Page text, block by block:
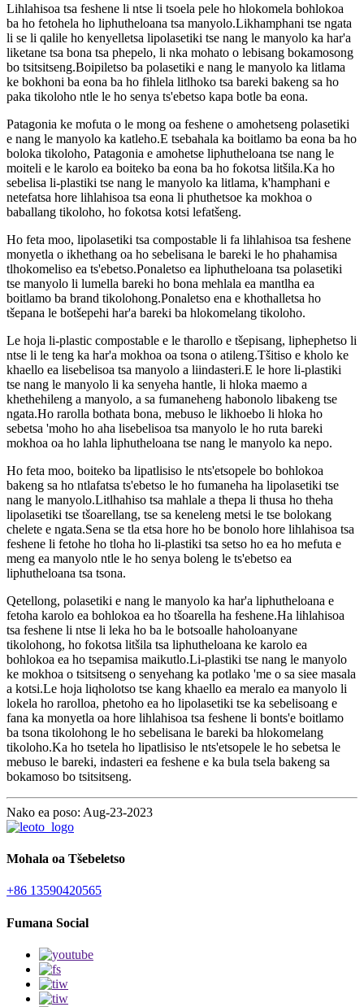
Lihlahisoa tsa feshene li ntse li tsoela pele ho hlokomela bohlokoa
ba ho fetohela ho liphutheloana tsa manyolo.Likhamphani tse ngata
li se li qalile ho kenyelletsa lipolasetiki tse nang le manyolo ka har'a
liketane tsa bona tsa phepelo, li nka mohato o lebisang bokamosong
bo tsitsitseng.Boipiletso ba polasetiki e nang le manyolo ka litlama
ke bokhoni ba eona ba ho fihlela litlhoko tsa bareki bakeng sa ho
paka tikoloho ntle le ho senya ts'ebetso kapa botle ba eona.
Patagonia ke mofuta o le mong oa feshene o amohetseng polasetiki
e nang le manyolo ka katleho.E tsebahala ka boitlamo ba eona ba ho
boloka tikoloho, Patagonia e amohetse liphutheloana tse nang le
moiteli e le karolo ea boiteko ba eona ba ho fokotsa litšila.Ka ho
sebelisa li-plastiki tse nang le manyolo ka litlama, k'hamphani e
netefatsa hore lihlahisoa tsa eona li phuthetsoe ka mokhoa o
baballang tikoloho, ho fokotsa kotsi lefatšeng.
Ho feta moo, lipolasetiki tsa compostable li fa lihlahisoa tsa feshene
monyetla o ikhethang oa ho sebelisana le bareki le ho phahamisa
tlhokomeliso ea ts'ebetso.Ponaletso ea liphutheloana tsa polasetiki
tse manyolo li lumella bareki ho bona mehlala ea mantlha ea
boitlamo ba brand tikolohong.Ponaletso ena e khothalletsa ho
tšepana le botšepehi har'a bareki ba hlokomelang tikoloho.
Le hoja li-plastic compostable e le tharollo e tšepisang, liphephetso li
ntse li le teng ka har'a mokhoa oa tsona o atileng.Tšitiso e kholo ke
khaello ea lisebelisoa tsa manyolo a liindasteri.E le hore li-plastiki
tse nang le manyolo li ka senyeha hantle, li hloka maemo a
khethehileng a manyolo, a sa fumaneheng habonolo libakeng tse
ngata.Ho rarolla bothata bona, mebuso le likhoebo li hloka ho
sebetsa 'moho ho aha lisebelisoa tsa manyolo le ho ruta bareki
mokhoa oa ho lahla liphutheloana tse nang le manyolo ka nepo.
Ho feta moo, boiteko ba lipatlisiso le nts'etsopele bo bohlokoa
bakeng sa ho ntlafatsa ts'ebetso le ho fumaneha ha lipolasetiki tse
nang le manyolo.Litlhahiso tsa mahlale a thepa li thusa ho theha
lipolasetiki tse tšoarellang, tse sa keneleng metsi le tse bolokang
chelete e ngata.Sena se tla etsa hore ho be bonolo hore lihlahisoa tsa
feshene li fetohe ho tloha ho li-plastiki tsa setso ho ea ho mefuta e
meng ea manyolo ntle le ho senya boleng le ts'ebetso ea
liphutheloana tsa tsona.
Qetellong, polasetiki e nang le manyolo ka har'a liphutheloana e
fetoha karolo ea bohlokoa ea ho tšoarella ha feshene.Ha lihlahisoa
tsa feshene li ntse li leka ho ba le botsoalle haholoanyane
tikolohong, ho fokotsa litšila tsa liphutheloana ke karolo ea
bohlokoa ea ho tsepamisa maikutlo.Li-plastiki tse nang le manyolo
ke mokhoa o tsitsitseng o senyehang ka potlako 'me o sa siee masala
a kotsi.Le hoja liqholotso tse kang khaello ea meralo ea manyolo li
lokela ho rarolloa, phetoho ea ho lipolasetiki tse ka sebelisoang e
fana ka monyetla oa hore lihlahisoa tsa feshene li bonts'e boitlamo
ba tsona tikolohong le ho sebelisana le bareki ba hlokomelang
tikoloho.Ka ho tsetela ho lipatlisiso le nts'etsopele le ho sebetsa le
mebuso le bareki, indasteri ea feshene e ka bula tsela bakeng sa
bokamoso bo tsitsitseng.
Nako ea poso: Aug-23-2023
Mohala oa Tšebeletso
+86 13590420565
Fumana Social